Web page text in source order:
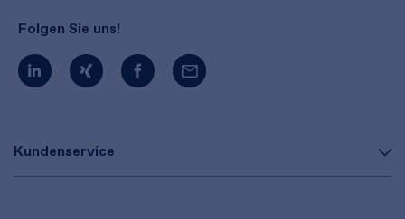
Kundenservice
Folgen Sie uns!